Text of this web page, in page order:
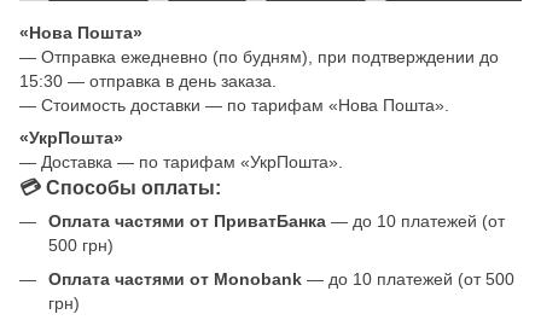
«Нова Пошта»
— Отправка ежедневно (по будням), при подтверждении до
15:30 — отправка в день заказа.
— Стоимость доставки — по тарифам «Нова Пошта».
«УкрПошта»
— Доставка — по тарифам «УкрПошта».
💳 Способы оплаты:
Оплата частями от ПриватБанка — до 10 платежей (от
500 грн)
Оплата частями от Monobank — до 10 платежей (от 500
грн)